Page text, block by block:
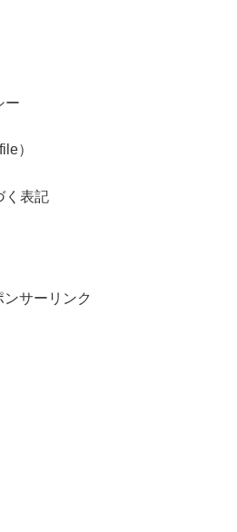
ー
）
く表記
ンサーリンク